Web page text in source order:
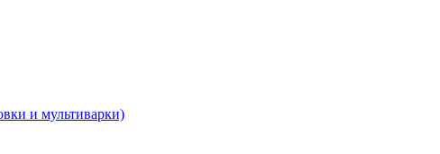
и мультиварки)